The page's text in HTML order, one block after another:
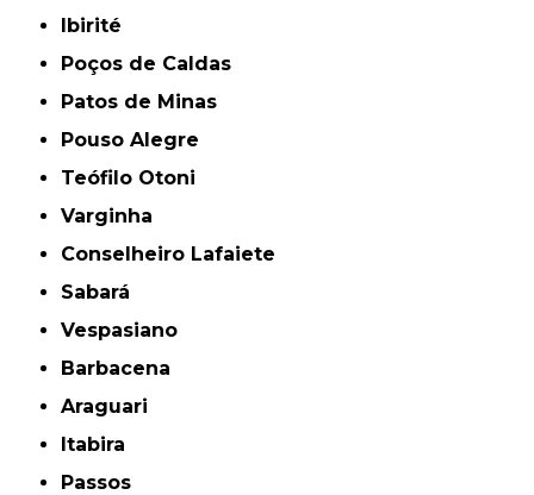
Ibirité
Poços de Caldas
Patos de Minas
Pouso Alegre
Teófilo Otoni
Varginha
Conselheiro Lafaiete
Sabará
Vespasiano
Barbacena
Araguari
Itabira
Passos